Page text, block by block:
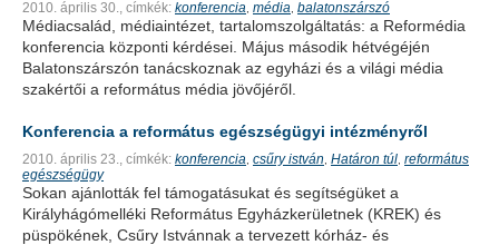
2010. április 30., címkék: konferencia média balatonszárszó
Médiacsalád, médiaintézet, tartalomszolgáltatás: a Reformédia
konferencia központi kérdései. Május második hétvégéjén
Balatonszárszón tanácskoznak az egyházi és a világi média
szakértői a református média jövőjéről.
Konferencia a református egészségügyi intézményről
2010. április 23., címkék: konferencia csűry istván Határon túl református
egészségügy
Sokan ajánlották fel támogatásukat és segítségüket a
Királyhágómelléki Református Egyházkerületnek (KREK) és
püspökének, Csűry Istvánnak a tervezett kórház- és